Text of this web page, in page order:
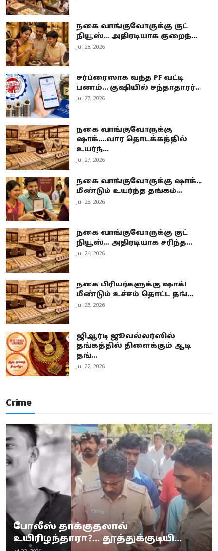
நகை வாங்குவோருக்கு குட்
நியூஸ்... அதிரடியாக குறைந்...
Jul 28, 2026
சர்ப்ரைஸாக வந்த PF வட்டி
பணம்… குஷியில் சந்தாதாரர்...
Jul 27, 2026
நகை வாங்குவோருக்கு
ஷாக்....வார தொடக்கத்தில்
உயர்ந்...
Jul 27, 2026
நகை வாங்குவோருக்கு ஷாக்...
மீண்டும் உயர்ந்த தங்கம்...
Jul 25, 2026
நகை வாங்குவோருக்கு குட்
நியூஸ்... அதிரடியாக சரிந்த...
Jul 24, 2026
நகை பிரியர்களுக்கு ஷாக்!
மீண்டும் உச்சம் தொட்ட தங்...
Jul 23, 2026
ஜிஆர்டி ஜூவல்லர்ஸில்
தங்கத்தில் திளைக்கும் ஆடி
தங்...
Jul 22, 2026
Crime
போலீஸ் தாக்குதலால்
உயிரிழந்தாரா?... தூத்துக்குடியி...